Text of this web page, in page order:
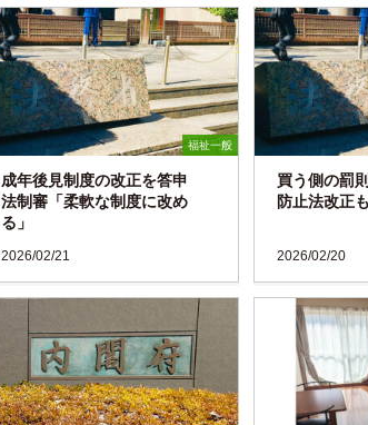
福祉一般
成年後見制度の改正を答申
法制審「柔軟な制度に改め
る」
2026/02/21
買う側の罰
防止法改正
2026/02/20